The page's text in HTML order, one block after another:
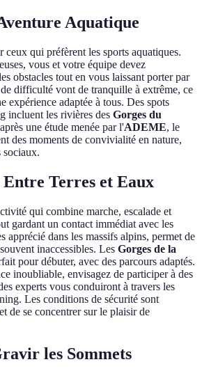
Aquatique
ceux qui préfèrent les sports aquatiques.
vous et votre équipe devez
obstacles tout en vous laissant porter par
difficulté vont de tranquille à extrême, ce
expérience adaptée à tous. Des spots
incluent les rivières des Gorges du
une étude menée par l'ADEME, le
des moments de convivialité en nature,
sociaux.
Terres et Eaux
qui combine marche, escalade et
gardant un contact immédiat avec les
apprécié dans les massifs alpins, permet de
inaccessibles. Les Gorges de la
pour débuter, avec des parcours adaptés.
inoubliable, envisagez de participer à des
experts vous conduiront à travers les
Les conditions de sécurité sont
de se concentrer sur le plaisir de
les Sommets